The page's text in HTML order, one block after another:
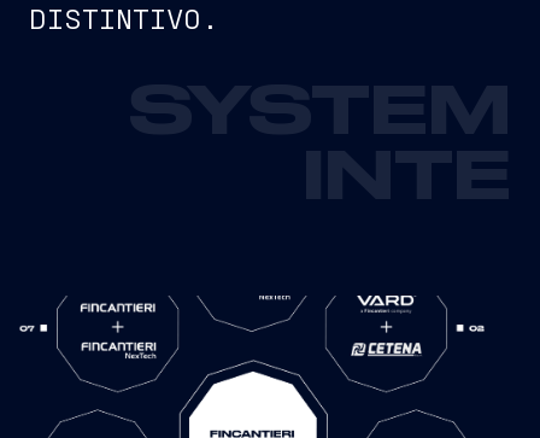
DISTINTIVO.
SYSTEM
INTE